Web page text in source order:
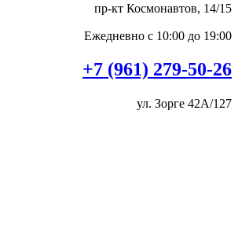
пр-кт Космонавтов, 14/15
Ежедневно с 10:00 до 19:00
+7 (961) 279-50-26
ул. Зорге 42А/127